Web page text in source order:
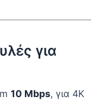
για
10 Mbps, για 4K